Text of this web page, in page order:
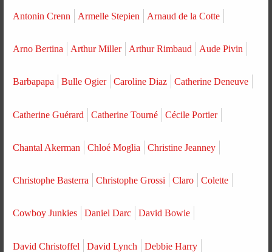
Antonin Crenn Armelle Stepien Arnaud de la Cotte
Arno Bertina Arthur Miller Arthur Rimbaud Aude Pivin
Barbapapa Bulle Ogier Caroline Diaz Catherine Deneuve
Catherine Guérard Catherine Tourné Cécile Portier
Chantal Akerman Chloé Moglia Christine Jeanney
Christophe Basterra Christophe Grossi Claro Colette
Cowboy Junkies Daniel Darc David Bowie
David Christoffel David Lynch Debbie Harry